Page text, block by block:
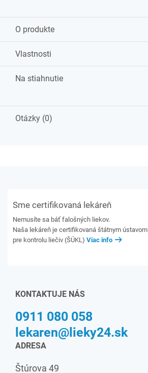
O produkte
Vlastnosti
Na stiahnutie
Otázky (0)
Sme certifikovaná lekáreň
Nemusíte sa báť falošných liekov.
Naša lekáreň je certifikovaná štátnym ústavom
pre kontrolu liečiv (ŠÚKL) Viac info
KONTAKTUJE NÁS
0911 080 058
lekaren@lieky24.sk
ADRESA
Štúrova 49